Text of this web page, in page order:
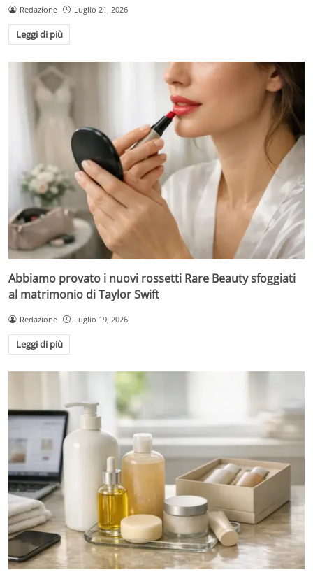
Redazione Luglio 21, 2026
Leggi di più
Abbiamo provato i nuovi rossetti Rare Beauty sfoggiati
al matrimonio di Taylor Swift
Redazione Luglio 19, 2026
Leggi di più